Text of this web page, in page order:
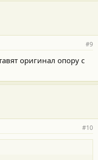
#9
оригинал опору с
#10